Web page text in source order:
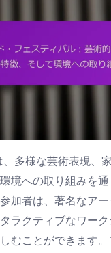
多様な芸術表現、
境への取り組みを
加者は、著名なア
ラクティブなワー
むことができます